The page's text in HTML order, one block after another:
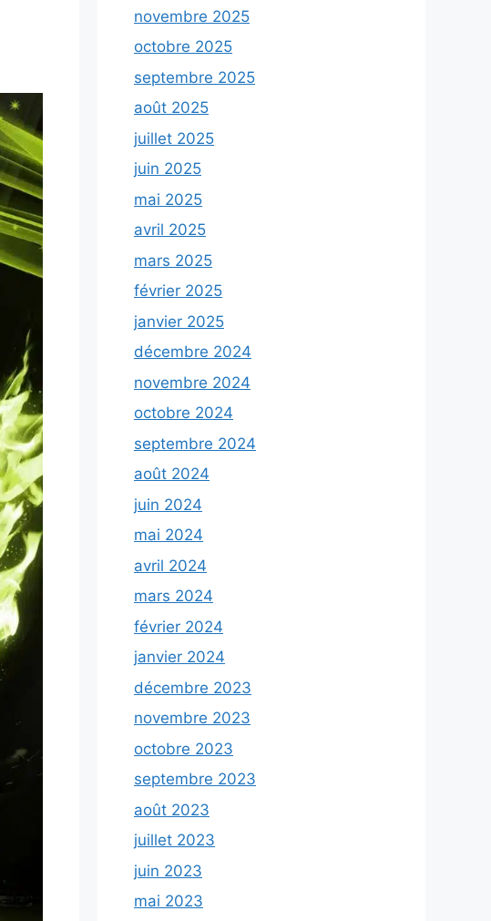
novembre 2025
octobre 2025
septembre 2025
août 2025
juillet 2025
juin 2025
mai 2025
avril 2025
mars 2025
février 2025
janvier 2025
décembre 2024
novembre 2024
octobre 2024
septembre 2024
août 2024
juin 2024
mai 2024
avril 2024
mars 2024
février 2024
janvier 2024
décembre 2023
novembre 2023
octobre 2023
septembre 2023
août 2023
juillet 2023
juin 2023
mai 2023